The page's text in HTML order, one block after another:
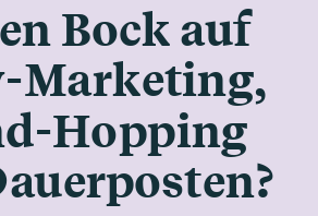
Bock auf
Marketing,
Hopping